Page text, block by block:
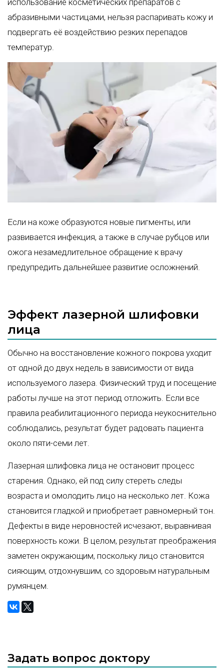
использование косметических препаратов с
абразивными частицами, нельзя распаривать кожу и
подвергать её воздействию резких перепадов
температур.
Если на коже образуются новые пигменты, или
развивается инфекция, а также в случае рубцов или
ожога незамедлительное обращение к врачу
предупредить дальнейшее развитие осложнений.
Эффект лазерной шлифовки
лица
Обычно на восстановление кожного покрова уходит
от одной до двух недель в зависимости от вида
используемого лазера. Физический труд и посещение
работы лучше на этот период отложить. Если все
правила реабилитационного периода неукоснительно
соблюдались, результат будет радовать пациента
около пяти-семи лет.
Лазерная шлифовка лица не остановит процесс
старения. Однако, ей под силу стереть следы
возраста и омолодить лицо на несколько лет. Кожа
становится гладкой и приобретает равномерный тон.
Дефекты в виде неровностей исчезают, выравнивая
поверхность кожи. В целом, результат преображения
заметен окружающим, поскольку лицо становится
сияющим, отдохнувшим, со здоровым натуральным
румянцем.
Задать вопрос доктору